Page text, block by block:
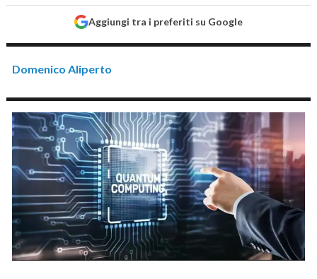
Aggiungi tra i preferiti su Google
Domenico Aliperto